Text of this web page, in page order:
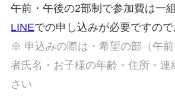
午前・午後の2部制で参加費は一
LINEでの申し込みが必要ですので
※ 申込みの際は・希望の部（午
者氏名・お子様の年齢・住所・連
さい